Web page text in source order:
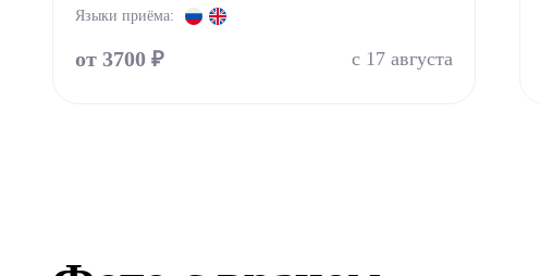
Языки приёма:
от 3700 ₽ с 17 августа